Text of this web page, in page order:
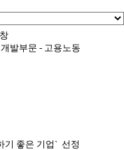
발부문 - 고용노동
기 좋은 기업` 선정